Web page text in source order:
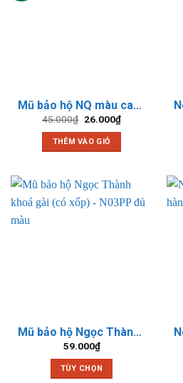
Mũ bảo hộ NQ màu cam – Loại quai đục
45.000₫ Giá
là:
45.000₫.
26.000₫Giá
hiện
26.000₫.
THÊM VÀO GIỎ
Mũ bảo hộ Ngọc Thành khoá gài (có xốp) – N03PP đủ màu
59.000₫
TÙY CHỌN